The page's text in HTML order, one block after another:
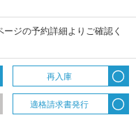
ジの予約詳細よりご確認く
再入庫
適格請求書発行